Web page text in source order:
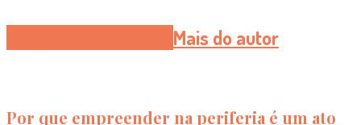
Mais do autor
Por que empreender na periferia é um ato